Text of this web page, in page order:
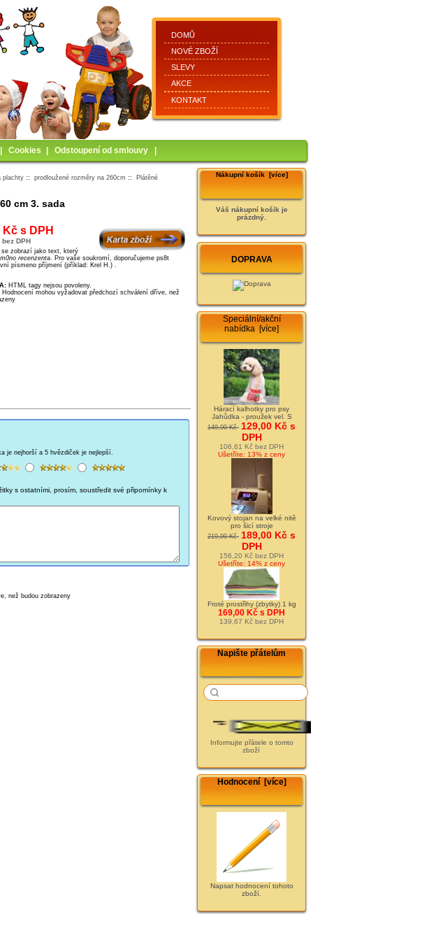
DOMŮ
NOVÉ ZBOŽÍ
SLEVY
AKCE
KONTAKT
Cookies Odstoupení od smlouvy
plachty ::prodloužené rozměry na 260cm :: Plátěné
cm 3. sada
Kč s DPH
DPH
se zobrazí jako text, který
recenzenta. Pro vaše soukromí, doporučujeme ps8t
písmeno příjmení (příklad: Krel H.) .
HTML tagy nejsou povoleny.
je nejhorší a 5 hvězdiček je nejlepší.
s ostatními, prosím, soustředit své připomínky k
než budou zobrazeny
Nákupní košík [více]
Váš nákupní košík je
prázdný.
DOPRAVA
Speciální/akční
nabídka [více]
Hárací kalhotky pro psy
Jahůdka - proužek vel. S
149,00 Kč 129,00 Kč s
DPH
106,61 Kč bez DPH
Ušetříte: 13% z ceny
Kovový stojan na velké nitě
pro šicí stroje
219,00 Kč 189,00 Kč s
DPH
156,20 Kč bez DPH
Ušetříte: 14% z ceny
Froté prostřihy (zbytky) 1 kg
169,00 Kč s DPH
139,67 Kč bez DPH
Napište přátelům
Informujte přátele o tomto
zboží
Hodnocení [více]
Napsat hodnocení tohoto
zboží.